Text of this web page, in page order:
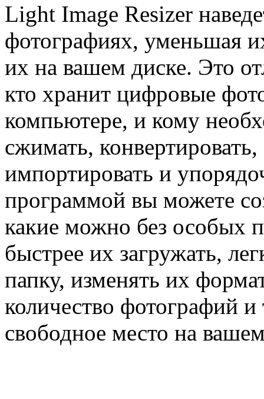
Light Image Resizer
фотографиях, уменьшая
их на вашем диске. Это
кто хранит цифровые
компьютере, и кому
сжимать, конвертировать,
импортировать и
программой вы можете
какие можно без особых
быстрее их загружать,
папку, изменять их
количество фотографий
свободное место на